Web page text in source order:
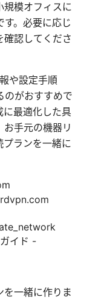
規模オフィスに
。必要に応じ
確認してくださ
や設定手順
のがおすすめで
に最適化した具
手元の機器リ
プランを一緒に
イド -
を一緒に作りま